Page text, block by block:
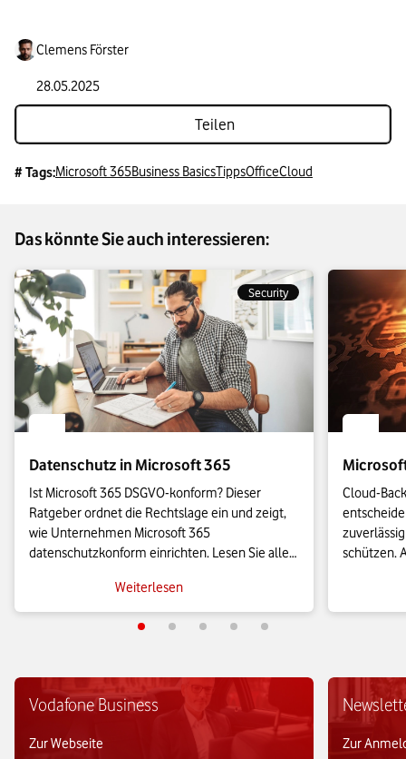
Clemens Förster
28.05.2025
Teilen
# Tags:Microsoft 365Business BasicsTippsOfficeCloud
Das könnte Sie auch interessieren:
Security
Datenschutz in Microsoft 365
Ist Microsoft 365 DSGVO-konform? Dieser
Ratgeber ordnet die Rechtslage ein und zeigt,
wie Unternehmen Microsoft 365
datenschutzkonform einrichten. Lesen Sie alles
Auftragsverarbeitungsvertrag und zu konkreten
Einstellungen für Diagnosedaten und
Weiterlesen
Cloud-
schützen.
Vodafone Business
Zur Webseite Zur